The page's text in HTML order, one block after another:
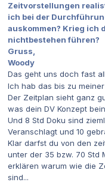
Zeitvorstellungen
ich bei der
auskommen? Krieg ich
nichtbestehen führen?
Gruss,
Woody
Das geht uns doch fast
Ich hab das bis zu
Der Zeitplan sieht ganz
was dein DV Konzept
Und 8 Std Doku sind
Veranschlagt und 10
Klar darfst du von den
unter der 35 bzw. 70 Std
erklären warum wie die
sind...